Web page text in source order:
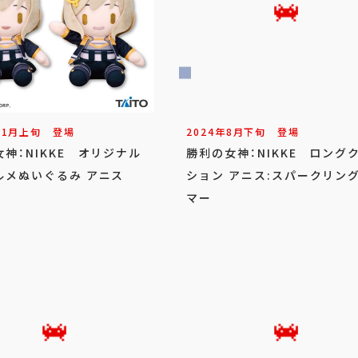
月上旬 登場
神：NIKKE オリジナル
メぬいぐるみ アニス
2024年8月下旬 登場
勝利の女神：NIKKE ロング
ション アニス:スパークリン
マー